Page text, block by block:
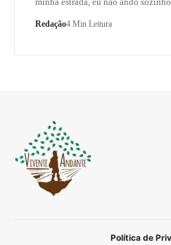
Redação4 Min Leitura
Política de